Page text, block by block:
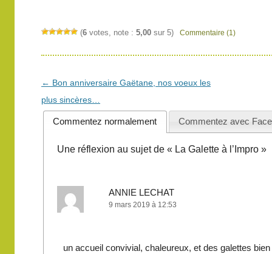
(6 votes, note : 5,00 sur 5) Commentaire (1)
Navigation
des
articles
← Bon anniversaire Gaëtane, nos voeux les
plus sincères…
Commentez normalement Commentez avec
Une réflexion au sujet de « La Galette à l’Impro»
ANNIE LECHAT
9 mars 2019 à 12:53
un accueil convivial, chaleureux, et des galettes bien